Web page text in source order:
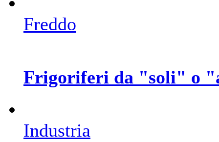
Freddo
Frigoriferi da "soli" o
Industria